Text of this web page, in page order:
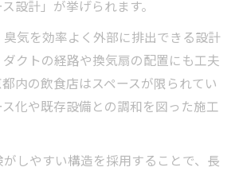
設計」が挙げられます。
気を効率よく外部に排出できる設計
クトの経路や換気扇の配置にも工夫
内の飲食店はスペースが限られてい
化や既存設備との調和を図った施工
しやすい構造を採用することで、長